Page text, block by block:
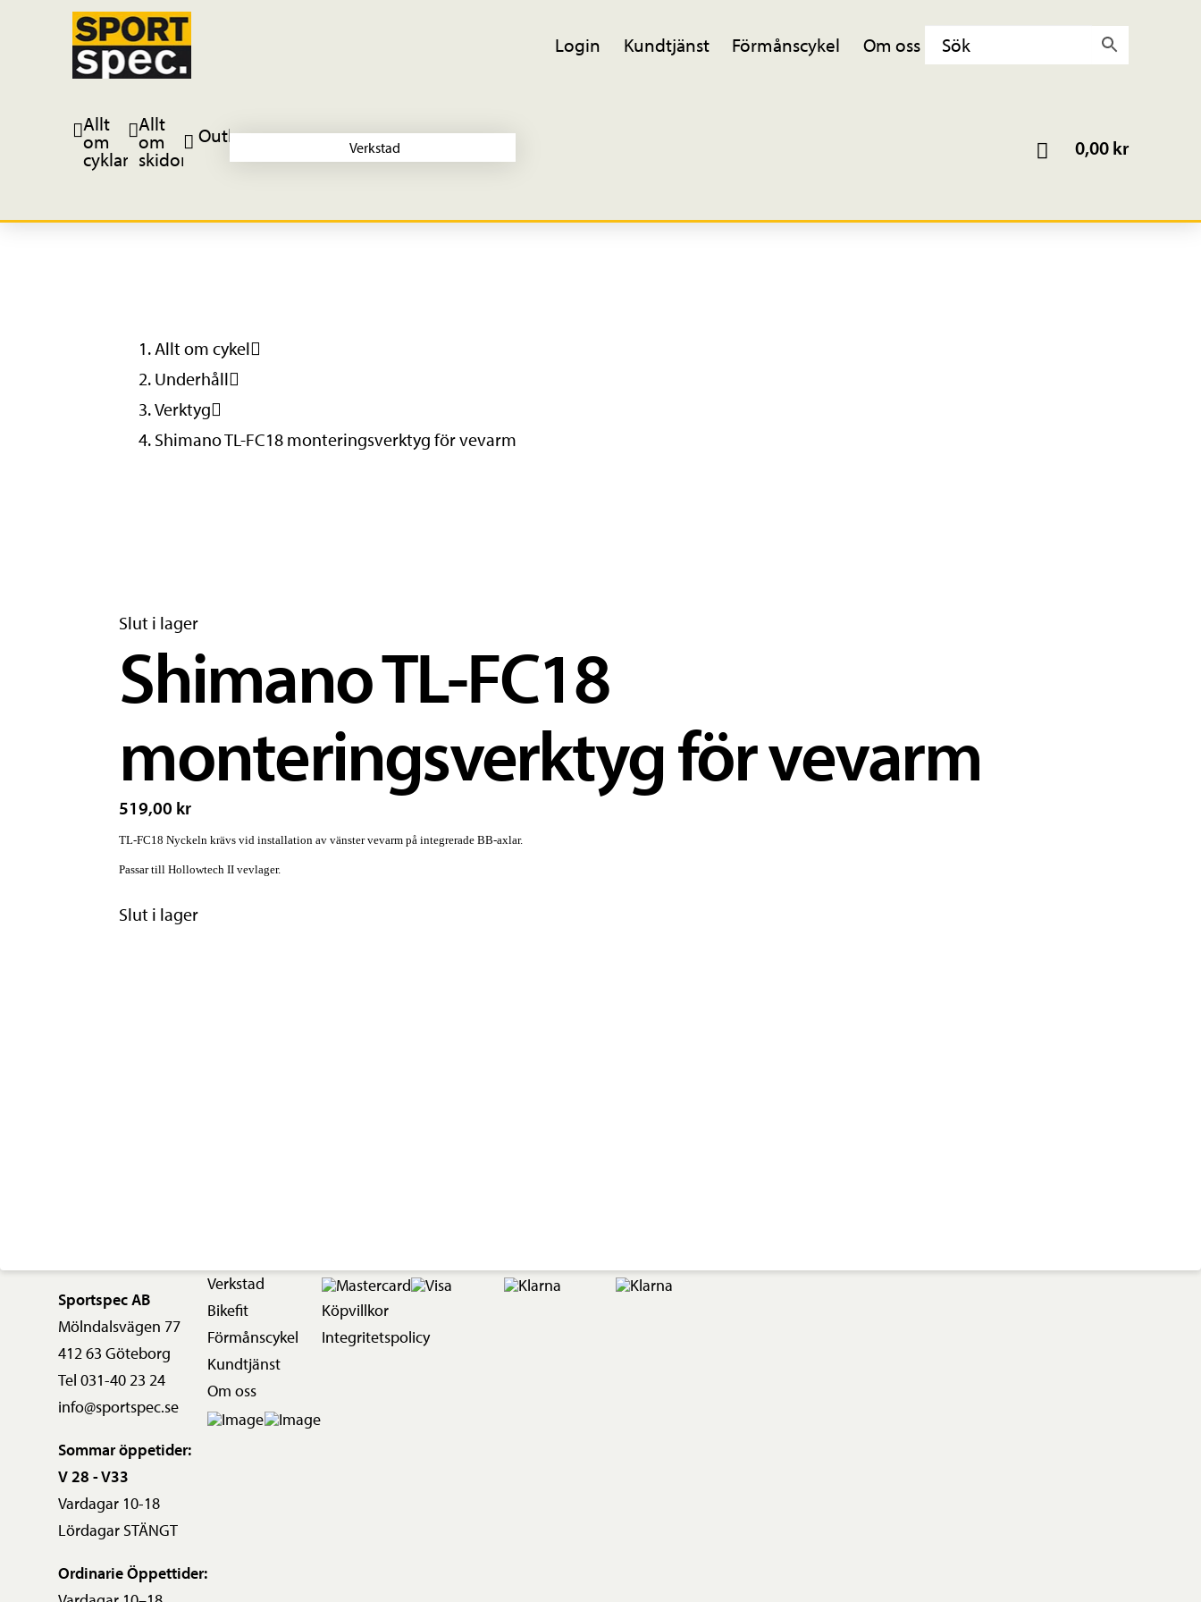
Login Kundtjänst Förmånscykel Om oss
Allt
om
cyklar
Allt
om
skidor
Outlet
Verkstad 0,00kr
Allt om cykel
Underhåll
Verktyg
Shimano TL-FC18 monteringsverktyg för vevarm
Slut i lager
Shimano TL-FC18
monteringsverktyg för vevarm
519,00 kr
TL-FC18 Nyckeln krävs vid installation av vänster vevarm på integrerade BB-axlar.
Passar till Hollowtech II vevlager.
Slut i lager
Sportspec AB
Mölndalsvägen 77
412 63 Göteborg
Tel 031-40 23 24
info@sportspec.se
Sommar öppetider:
V 28 - V33
Vardagar 10-18
Lördagar STÄNGT
Ordinarie Öppettider:
Verkstad
Bikefit
Förmånscykel
Kundtjänst
Om oss
Köpvillkor
Integritetspolicy